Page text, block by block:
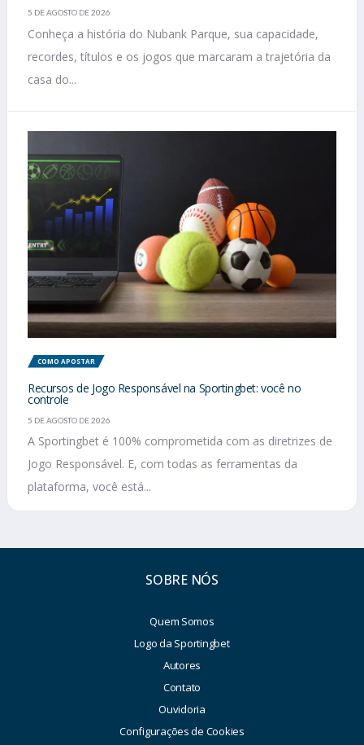
5 DE AGOSTO DE 2026
Conheça a história do Nubank Parque, sua capacidade,
recordes, títulos e os jogos que marcaram a trajetória da
casa do...
COMO APOSTAR
Recursos de Jogo Responsável na Sportingbet: você no
controle
5 DE AGOSTO DE 2026
A Sportingbet é 100% comprometida com as diretrizes de
Jogo Responsável. E, com todas as ferramentas da
plataforma, você está...
SOBRE NÓS
Quem Somos
Logo da Sportingbet
Autores
Contato
Ouvidoria
Configurações de Cookies